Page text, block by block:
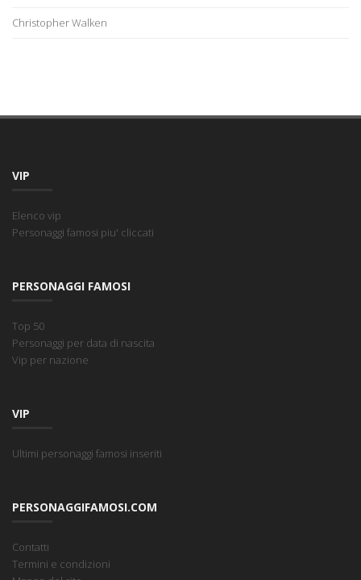
Christopher Walken
VIP
Elenco vip
Personaggi famosi piu' cliccati
PERSONAGGI FAMOSI
Top 50
Personaggi per data di nascita
Vip per nazione
VIP
Ultimi personaggi famosi inseriti
PERSONAGGIFAMOSI.COM
Contatti
Termini e condizioni